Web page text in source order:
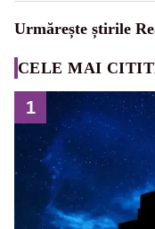
Urmărește știrile
CELE MAI
1